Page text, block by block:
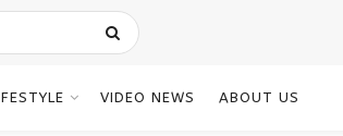
VIDEO NEWS ABOUT US